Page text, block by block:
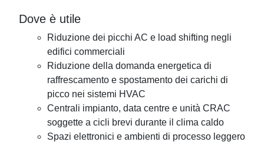
Dove è utile
Riduzione dei picchi AC e load shifting negli
edifici commerciali
Riduzione della domanda energetica di
raffrescamento e spostamento dei carichi di
picco nei sistemi HVAC
Centrali impianto, data centre e unità CRAC
soggette a cicli brevi durante il clima caldo
Spazi elettronici e ambienti di processo leggero